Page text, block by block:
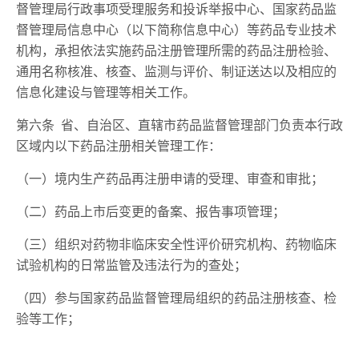
督管理局行政事项受理服务和投诉举报中心、国家药品监
督管理局信息中心（以下简称信息中心）等药品专业技术
机构，承担依法实施药品注册管理所需的药品注册检验、
通用名称核准、核查、监测与评价、制证送达以及相应的
信息化建设与管理等相关工作。
第六条 省、自治区、直辖市药品监督管理部门负责本行政
区域内以下药品注册相关管理工作：
（一）境内生产药品再注册申请的受理、审查和审批；
（二）药品上市后变更的备案、报告事项管理；
（三）组织对药物非临床安全性评价研究机构、药物临床
试验机构的日常监管及违法行为的查处；
（四）参与国家药品监督管理局组织的药品注册核查、检
验等工作；